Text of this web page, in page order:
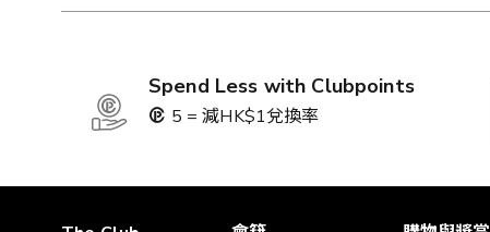
Spend Less with Clubpoints
5 = 減HK$1兌換率